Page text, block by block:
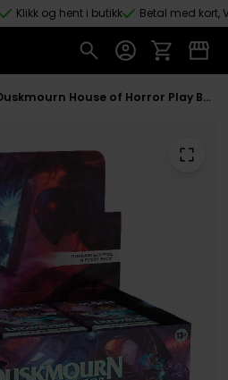
Klikk og hent i butikk Betal med kort,
Duskmourn House of Horror Play Booster Display Boks